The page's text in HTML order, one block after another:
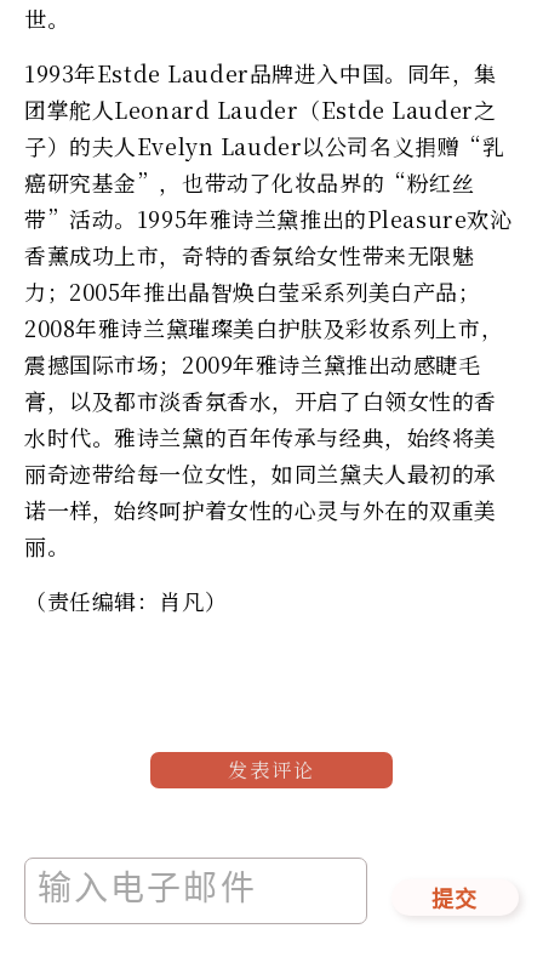
世。
1993年Estde Lauder品牌进入中国。同年，集
团掌舵人Leonard Lauder（Estde Lauder之
子）的夫人Evelyn Lauder以公司名义捐赠“乳
癌研究基金”，也带动了化妆品界的“粉红丝
带”活动。1995年雅诗兰黛推出的Pleasure欢沁
香薰成功上市，奇特的香氛给女性带来无限魅
力；2005年推出晶智焕白莹采系列美白产品；
2008年雅诗兰黛璀璨美白护肤及彩妆系列上市，
震撼国际市场；2009年雅诗兰黛推出动感睫毛
膏，以及都市淡香氛香水，开启了白领女性的香
水时代。雅诗兰黛的百年传承与经典，始终将美
丽奇迹带给每一位女性，如同兰黛夫人最初的承
诺一样，始终呵护着女性的心灵与外在的双重美
丽。
（责任编辑：肖凡）
发表评论
提交